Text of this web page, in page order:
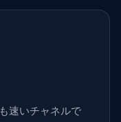
速いチャネルで